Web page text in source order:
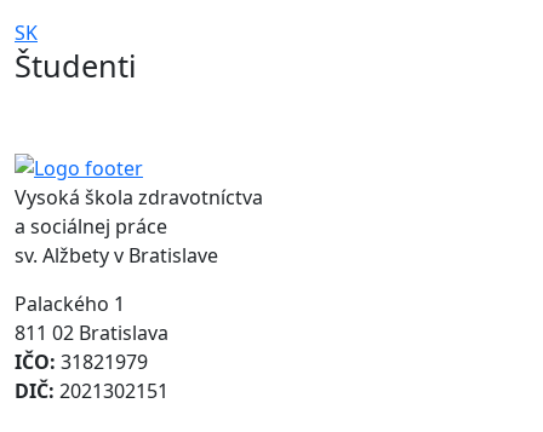
SK
Študenti
Vysoká škola zdravotníctva
a sociálnej práce
sv. Alžbety v Bratislave
Palackého 1
811 02 Bratislava
IČO: 31821979
DIČ: 2021302151